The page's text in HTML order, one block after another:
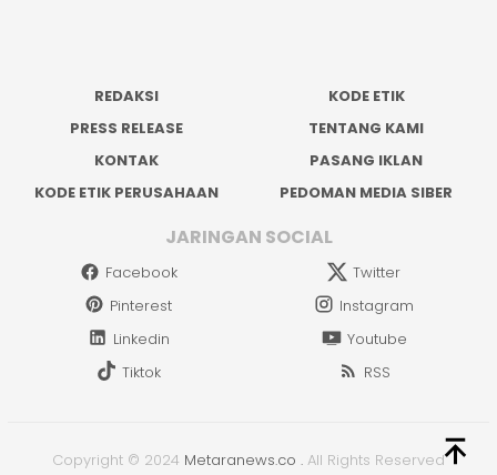
REDAKSI
KODE ETIK
PRESS RELEASE
TENTANG KAMI
KONTAK
PASANG IKLAN
KODE ETIK PERUSAHAAN
PEDOMAN MEDIA SIBER
JARINGAN SOCIAL
Facebook
Twitter
Pinterest
Instagram
Linkedin
Youtube
Tiktok
RSS
Copyright © 2024 Metaranews.co . All Rights Reserved